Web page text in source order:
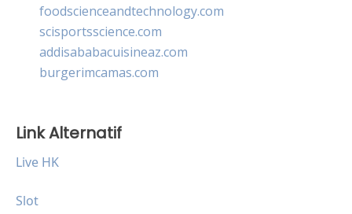
foodscienceandtechnology.com
scisportsscience.com
addisababacuisineaz.com
burgerimcamas.com
Link Alternatif
Live HK
Slot